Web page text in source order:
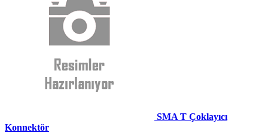
SMA T Çoklayıcı
Konnektör